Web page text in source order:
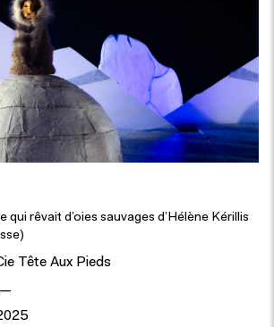
qui rêvait d’oies sauvages d’Hélène Kérillis
Tête Aux Pieds
—